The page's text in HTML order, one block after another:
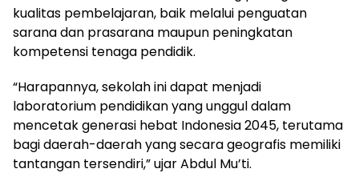
kualitas pembelajaran, baik melalui penguatan
sarana dan prasarana maupun peningkatan
kompetensi tenaga pendidik.
‎“Harapannya, sekolah ini dapat menjadi
laboratorium pendidikan yang unggul dalam
mencetak generasi hebat Indonesia 2045, terutama
bagi daerah-daerah yang secara geografis memiliki
tantangan tersendiri,” ujar Abdul Mu’ti.